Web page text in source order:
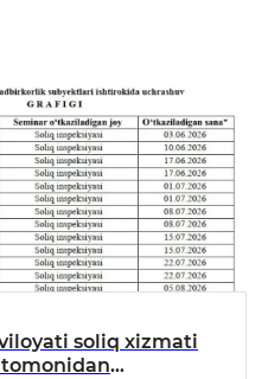
viloyati soliq xizmati